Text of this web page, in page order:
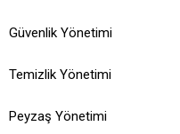
Güvenlik Yönetimi
Temizlik Yönetimi
Peyzaş Yönetimi